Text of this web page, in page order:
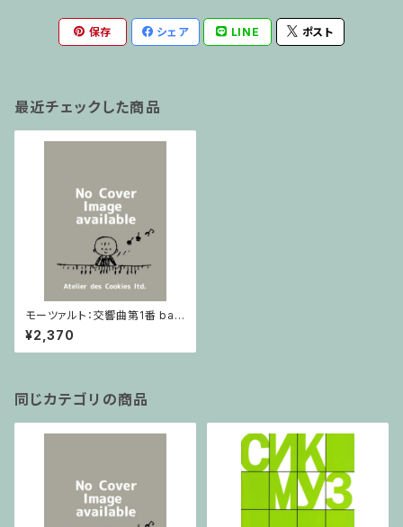
保存 シェア LINE ポスト
最近チェックした商品
モーツァルト：交響曲第1番 bar
enreiter / フルスコア
¥2,370
同じカテゴリの商品